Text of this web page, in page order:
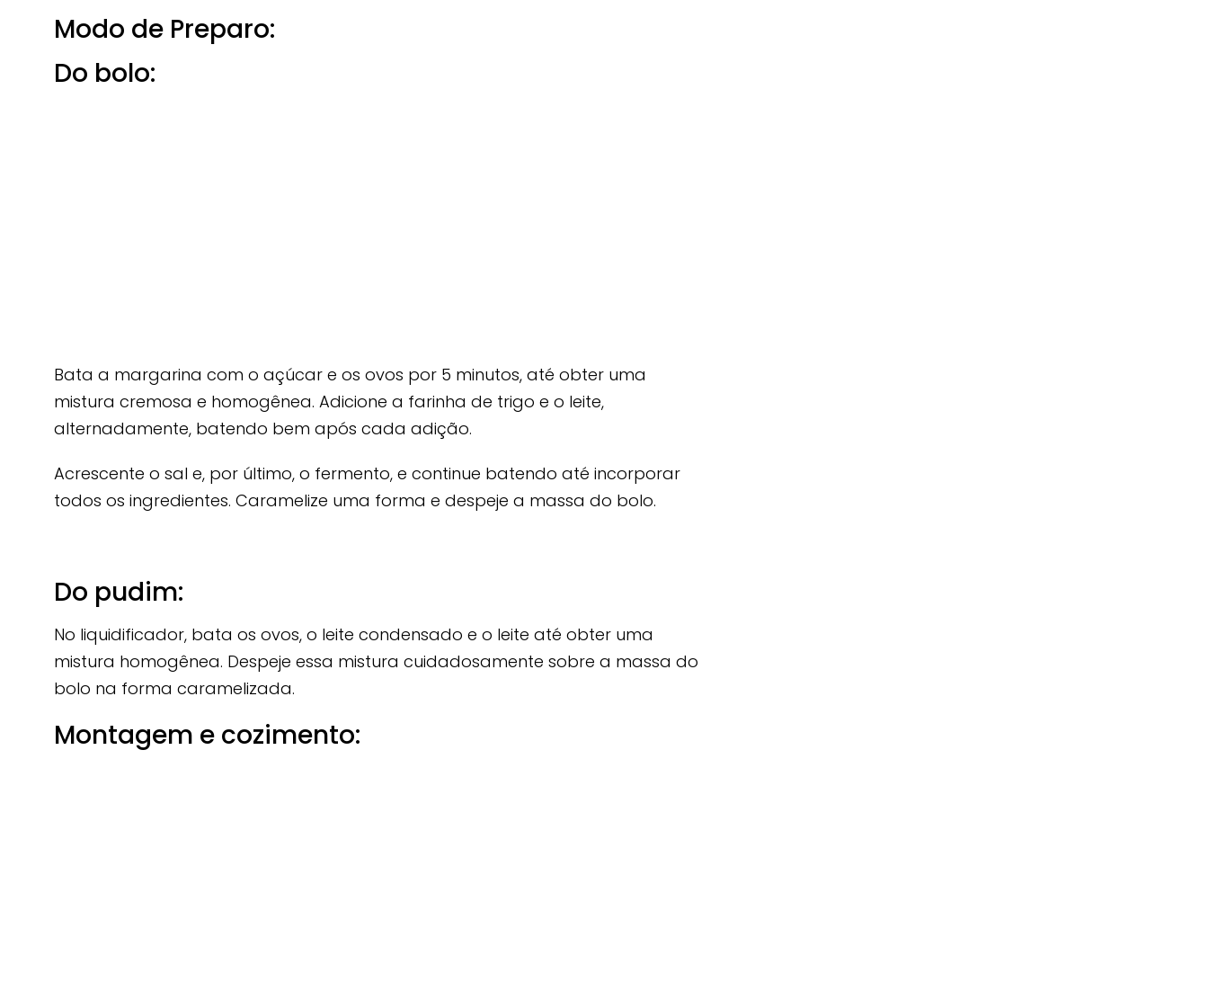
Modo de Preparo:
Do bolo:
Bata a margarina com o açúcar e os ovos por 5 minutos, até obter uma
mistura cremosa e homogênea. Adicione a farinha de trigo e o leite,
alternadamente, batendo bem após cada adição.
Acrescente o sal e, por último, o fermento, e continue batendo até incorporar
todos os ingredientes. Caramelize uma forma e despeje a massa do bolo.
Do pudim:
No liquidificador, bata os ovos, o leite condensado e o leite até obter uma
mistura homogênea. Despeje essa mistura cuidadosamente sobre a massa do
bolo na forma caramelizada.
Montagem e cozimento: